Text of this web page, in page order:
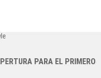
PARA EL PRIMERO